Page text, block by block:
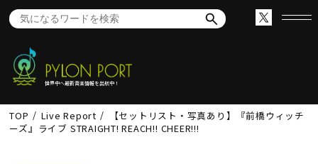
世界中へ最新音楽情報を出航中！
TOP Live Report
【セットリスト・写真あり】『前橋ウィッチ
ーズ』ライブ STRAIGHT! REACH!! CHEER!!!